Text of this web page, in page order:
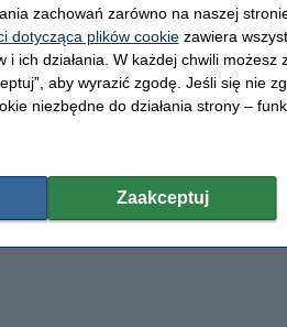
zachowań zarówno na naszej
dotycząca plików cookiezawiera
i ich działania. W każdej chwili możesz
aby wyrazić zgodę. Jeśli się nie
niezbędne do działania strony –
Zaakceptuj